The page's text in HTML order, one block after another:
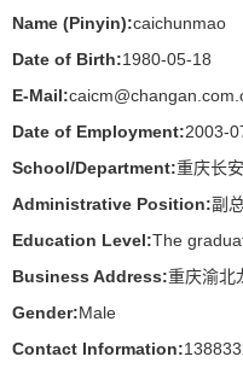
Name (Pinyin):caichunmao
Date of Birth:1980-05-18
E-Mail:
Date of Employment:2003-
School/Department:重庆长
Administrative Position:副
Education Level:The
Business Address:重庆渝北
Gender:Male
Contact Information: